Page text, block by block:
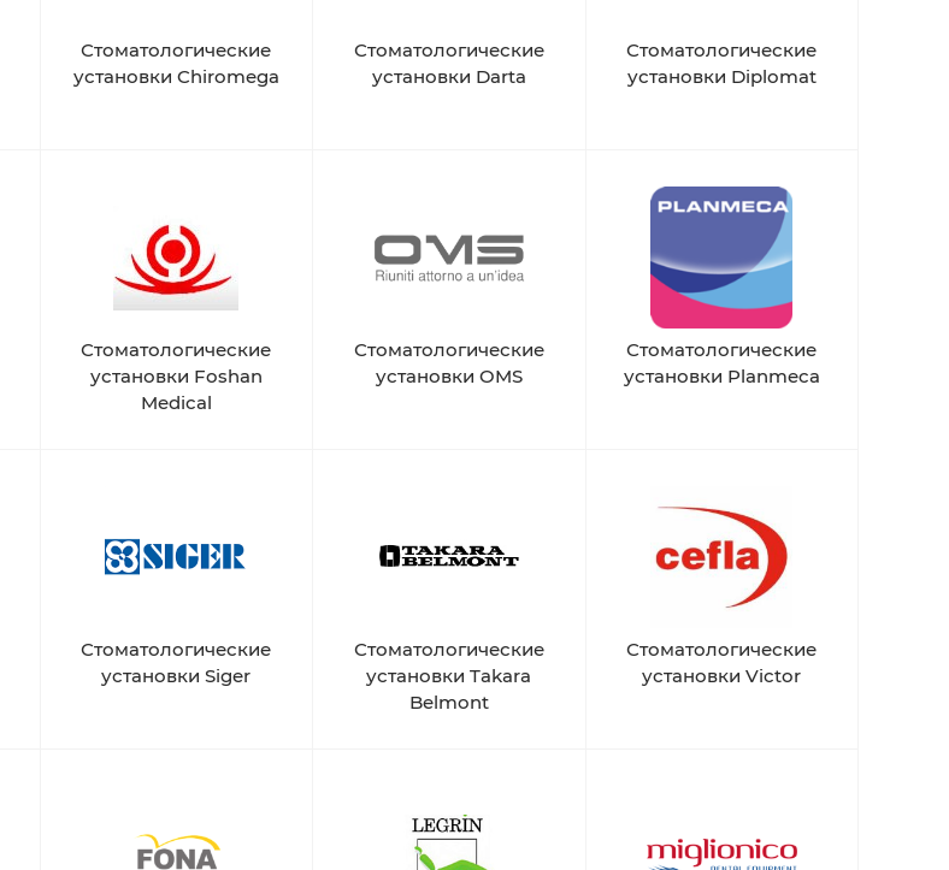
Стоматологические
установки Chiromega
Стоматологические
установки Darta
Стоматологические
установки Diplomat
Стоматологические
установки Foshan
Medical
Стоматологические
установки OMS
Стоматологические
установки Planmeca
Стоматологические
установки Siger
Стоматологические
установки Takara
Belmont
Стоматологические
установки Victor